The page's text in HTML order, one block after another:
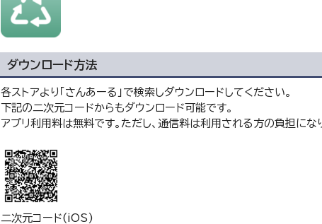
ダウンロード方法
各ストアより「さんあーる」で検索しダウンロードしてください。
下記の二次元コードからもダウンロード可能です。
アプリ利用料は無料です。ただし、通信料は利用される方の負担にな
二次元コード(iOS)